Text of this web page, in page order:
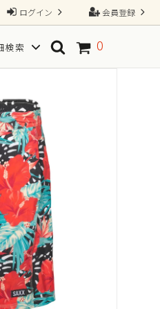
会員登録
ログイン
検索
き)
ニング）
う2N1ショーツ
0